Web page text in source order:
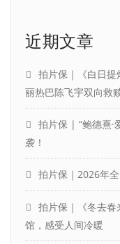
近期文章
拍片保｜《白日提
丽热巴陈飞宇双向救
拍片保 | “鲍德熹·
袭！
拍片保｜2026年
拍片保｜《冬去
馆，感受人间冷暖